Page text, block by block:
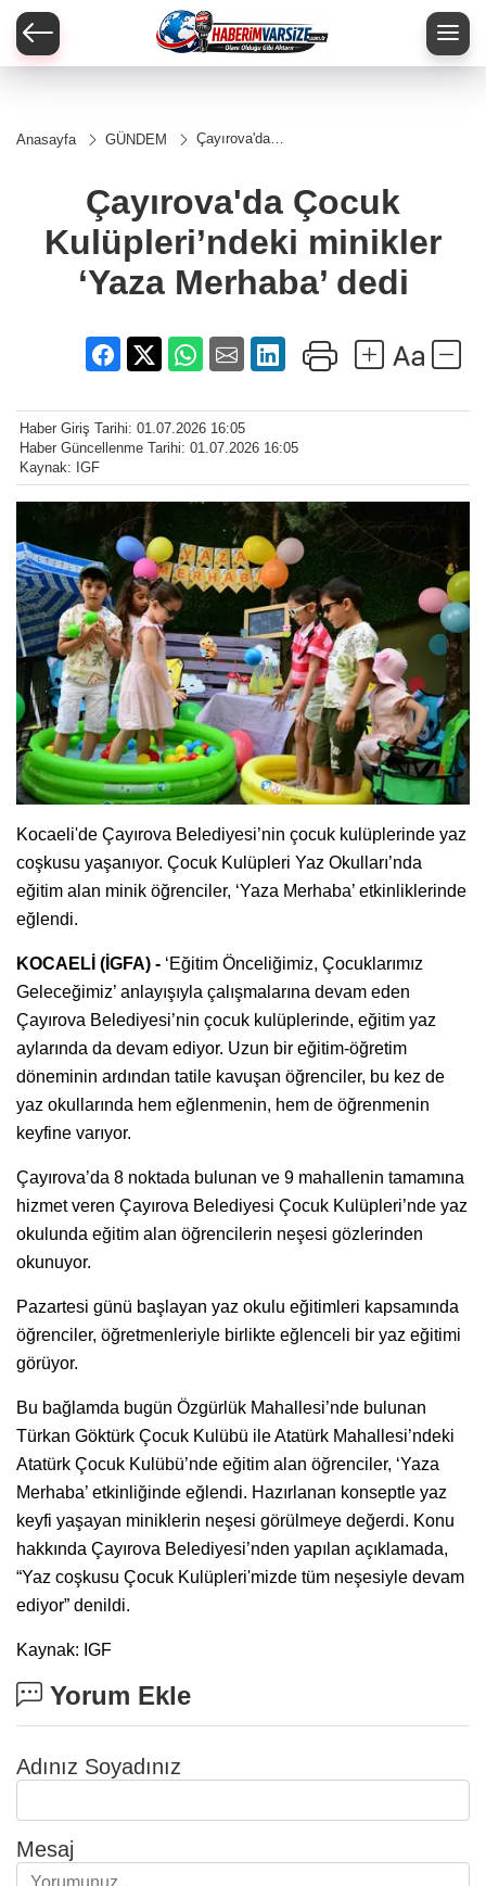
Anasayfa GÜNDEM
Çayırova'da
minikler ‘Yaza
Merhaba’ dedi
Çayırova'da Çocuk
Kulüpleri’ndeki minikler
‘Yaza Merhaba’ dedi
Haber Giriş Tarihi: 01.07.2026 16:05
Haber Güncellenme Tarihi: 01.07.2026 16:05
Kaynak: IGF
Kocaeli'de Çayırova Belediyesi’nin çocuk kulüplerinde yaz
coşkusu yaşanıyor. Çocuk Kulüpleri Yaz Okulları’nda
eğitim alan minik öğrenciler, ‘Yaza Merhaba’ etkinliklerinde
eğlendi.
KOCAELİ (İGFA) - ‘Eğitim Önceliğimiz, Çocuklarımız
Geleceğimiz’ anlayışıyla çalışmalarına devam eden
Çayırova Belediyesi’nin çocuk kulüplerinde, eğitim yaz
aylarında da devam ediyor. Uzun bir eğitim-öğretim
döneminin ardından tatile kavuşan öğrenciler, bu kez de
yaz okullarında hem eğlenmenin, hem de öğrenmenin
keyfine varıyor.
Çayırova’da 8 noktada bulunan ve 9 mahallenin tamamına
hizmet veren Çayırova Belediyesi Çocuk Kulüpleri’nde yaz
okulunda eğitim alan öğrencilerin neşesi gözlerinden
okunuyor.
Pazartesi günü başlayan yaz okulu eğitimleri kapsamında
öğrenciler, öğretmenleriyle birlikte eğlenceli bir yaz eğitimi
görüyor.
Bu bağlamda bugün Özgürlük Mahallesi’nde bulunan
Türkan Göktürk Çocuk Kulübü ile Atatürk Mahallesi’ndeki
Atatürk Çocuk Kulübü’nde eğitim alan öğrenciler, ‘Yaza
Merhaba’ etkinliğinde eğlendi. Hazırlanan konseptle yaz
keyfi yaşayan miniklerin neşesi görülmeye değerdi. Konu
hakkında Çayırova Belediyesi’nden yapılan açıklamada,
“Yaz coşkusu Çocuk Kulüpleri'mizde tüm neşesiyle devam
ediyor” denildi.
Kaynak: IGF
Yorum Ekle
Adınız Soyadınız
Mesaj